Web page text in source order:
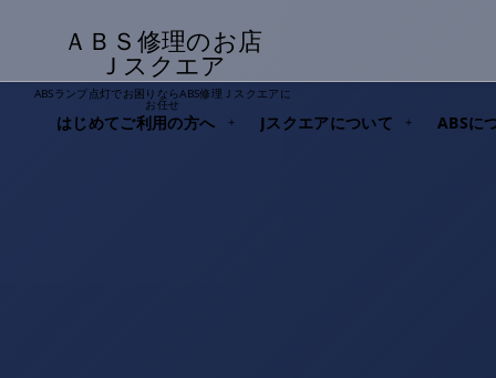
ＡＢＳ修理のお店
Ｊスクエア
ABSランプ点灯でお困りならABS修理Ｊスクエアに
お任せ
はじめてご利用の方へ Jスクエアについて ABSに